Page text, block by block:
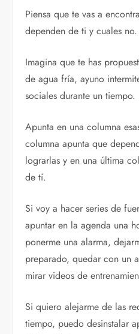
Piensa que te vas a
dependen de ti y cuales no.
Imagina que te has
de agua fría, ayuno
sociales durante un tiempo.
Apunta en una columna
columna apunta que
lograrlas y en una última
de tí.
Si voy a hacer series de
apuntar en la agenda una
ponerme una alarma,
preparado, quedar con un
mirar videos de
Si quiero alejarme de las
tiempo, puedo desinstalar